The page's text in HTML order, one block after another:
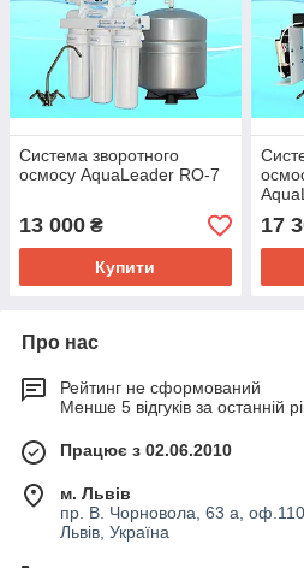
Система зворотного
осмосу AquaLeader RO-7
13 000 ₴
Купити
17
Про нас
Рейтинг не сформований
Менше 5 відгуків за останній
Працює з 02.06.2010
м. Львів
пр. В. Чорновола, 63 а, оф.110
Львів, Україна